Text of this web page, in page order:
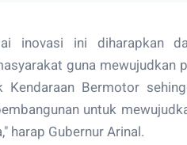
inovasi ini diharapkan
guna mewujudkan
Kendaraan Bermotor
untuk
harap Gubernur Arinal.